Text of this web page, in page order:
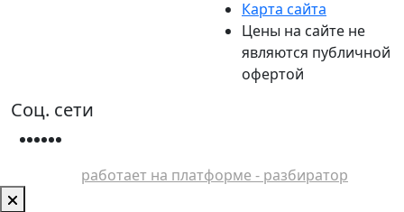
Карта сайта
Цены на сайте не
являются публичной
офертой
Соц. сети
работает на платформе - разбиратор